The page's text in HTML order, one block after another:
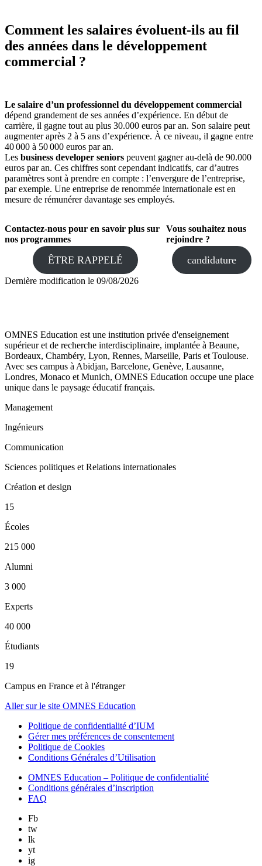
Comment les salaires évoluent-ils au fil
des années dans le développement
commercial ?
Le salaire d’un professionnel du développement commercial
dépend grandement de ses années d’expérience. En début de
carrière, il gagne tout au plus 30.000 euros par an. Son salaire peut
augmenter après 2 à 5 ans d’expérience. À ce niveau, il gagne entre
40 000 à 50 000 euros par an.
Les business developer seniors peuvent gagner au-delà de 90.000
euros par an. Ces chiffres sont cependant indicatifs, car d’autres
paramètres sont à prendre en compte : l’envergure de l’entreprise,
par exemple. Une entreprise de renommée internationale est en
mesure de rémunérer davantage ses employés.
Contactez-nous pour en savoir plus sur
nos programmes
ÊTRE RAPPELÉ
Vous souhaitez nous
rejoindre ?
candidature
Dernière modification le 09/08/2026
OMNES Education est une institution privée d'enseignement
supérieur et de recherche interdisciplinaire, implantée à Beaune,
Bordeaux, Chambéry, Lyon, Rennes, Marseille, Paris et Toulouse.
Avec ses campus à Abidjan, Barcelone, Genève, Lausanne,
Londres, Monaco et Munich, OMNES Education occupe une place
unique dans le paysage éducatif français.
Management
Ingénieurs
Communication
Sciences politiques et Relations internationales
Création et design
15
Écoles
215 000
Alumni
3 000
Experts
40 000
Étudiants
19
Campus en France et à l'étranger
Aller sur le site OMNES Education
Politique de confidentialité d’IUM
Gérer mes préférences de consentement
Politique de Cookies
Conditions Générales d’Utilisation
OMNES Education – Politique de confidentialité
Conditions générales d’inscription
FAQ
Fb
tw
lk
yt
ig